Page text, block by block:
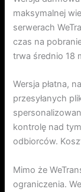
maksymalnej
serwerach
czas na
trwa średnio 18
Wersja płatna,
przesyłanych
kontrolę nad
odbiorców.
Mimo że
ograniczenia.